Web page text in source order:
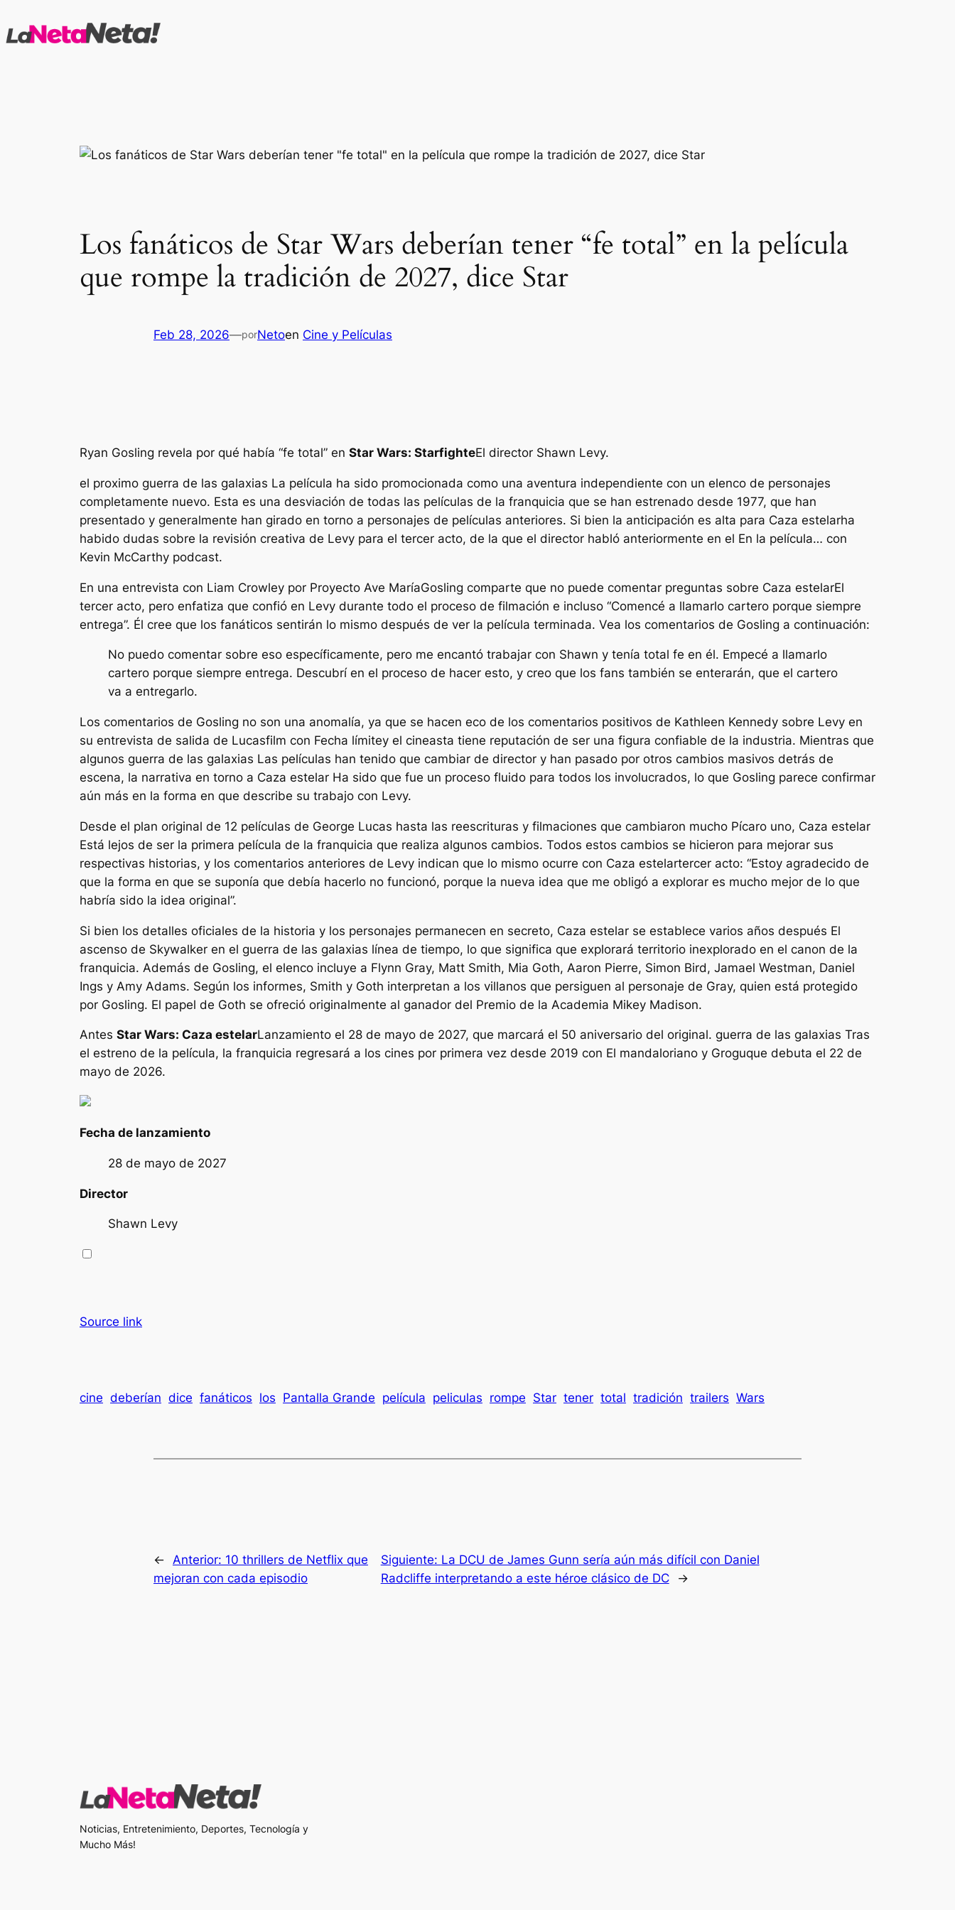
al
Los fanáticos de Star Wars deberían tener “fe total” en la película
que rompe la tradición de 2027, dice Star
Feb 28, 2026—porNetoen Cine y Películas
Ryan Gosling revela por qué había “fe total” en Star Wars: StarfighteEl director Shawn Levy.
el proximo guerra de las galaxias La película ha sido promocionada como una aventura independiente con un elenco de personajes
completamente nuevo. Esta es una desviación de todas las películas de la franquicia que se han estrenado desde 1977, que han
presentado y generalmente han girado en torno a personajes de películas anteriores. Si bien la anticipación es alta para Caza estelarha
habido dudas sobre la revisión creativa de Levy para el tercer acto, de la que el director habló anteriormente en el En la película… con
Kevin McCarthy podcast.
En una entrevista con Liam Crowley por Proyecto Ave MaríaGosling comparte que no puede comentar preguntas sobre Caza estelarEl
tercer acto, pero enfatiza que confió en Levy durante todo el proceso de filmación e incluso “Comencé a llamarlo cartero porque siempre
entrega”. Él cree que los fanáticos sentirán lo mismo después de ver la película terminada. Vea los comentarios de Gosling a continuación:
No puedo comentar sobre eso específicamente, pero me encantó trabajar con Shawn y tenía total fe en él. Empecé a llamarlo
cartero porque siempre entrega. Descubrí en el proceso de hacer esto, y creo que los fans también se enterarán, que el cartero
va a entregarlo.
Los comentarios de Gosling no son una anomalía, ya que se hacen eco de los comentarios positivos de Kathleen Kennedy sobre Levy en
su entrevista de salida de Lucasfilm con Fecha límitey el cineasta tiene reputación de ser una figura confiable de la industria. Mientras que
algunos guerra de las galaxias Las películas han tenido que cambiar de director y han pasado por otros cambios masivos detrás de
escena, la narrativa en torno a Caza estelar Ha sido que fue un proceso fluido para todos los involucrados, lo que Gosling parece confirmar
aún más en la forma en que describe su trabajo con Levy.
Desde el plan original de 12 películas de George Lucas hasta las reescrituras y filmaciones que cambiaron mucho Pícaro uno, Caza estelar
Está lejos de ser la primera película de la franquicia que realiza algunos cambios. Todos estos cambios se hicieron para mejorar sus
respectivas historias, y los comentarios anteriores de Levy indican que lo mismo ocurre con Caza estelartercer acto: “Estoy agradecido de
que la forma en que se suponía que debía hacerlo no funcionó, porque la nueva idea que me obligó a explorar es mucho mejor de lo que
habría sido la idea original”.
Si bien los detalles oficiales de la historia y los personajes permanecen en secreto, Caza estelar se establece varios años después El
ascenso de Skywalker en el guerra de las galaxias línea de tiempo, lo que significa que explorará territorio inexplorado en el canon de la
franquicia. Además de Gosling, el elenco incluye a Flynn Gray, Matt Smith, Mia Goth, Aaron Pierre, Simon Bird, Jamael Westman, Daniel
Ings y Amy Adams. Según los informes, Smith y Goth interpretan a los villanos que persiguen al personaje de Gray, quien está protegido
por Gosling. El papel de Goth se ofreció originalmente al ganador del Premio de la Academia Mikey Madison.
Antes Star Wars: Caza estelarLanzamiento el 28 de mayo de 2027, que marcará el 50 aniversario del original. guerra de las galaxias Tras
el estreno de la película, la franquicia regresará a los cines por primera vez desde 2019 con El mandaloriano y Groguque debuta el 22 de
mayo de 2026.
Fecha de lanzamiento
28 de mayo de 2027
Director
Shawn Levy
Source link
cine deberían dice fanáticos los Pantalla Grande película peliculas rompe Star tener total tradición trailers Wars
← Anterior: 10 thrillers de Netflix que
mejoran con cada episodio
Siguiente: La DCU de James Gunn sería aún más difícil con Daniel
Radcliffe interpretando a este héroe clásico de DC
→
Noticias, Entretenimiento, Deportes, Tecnología y
Mucho Más!